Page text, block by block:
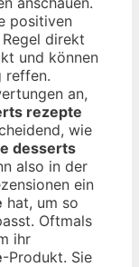
positiven
direkt
und können
reffen.
an,
rezepte
wie
desserts
also in der
ein
hat, um so
Oftmals
ihr
-Produkt. Sie